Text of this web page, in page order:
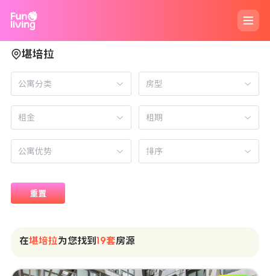
堪培拉
公寓分类 房型
租期
排序
重置
在堪培拉为您找到 19套房源